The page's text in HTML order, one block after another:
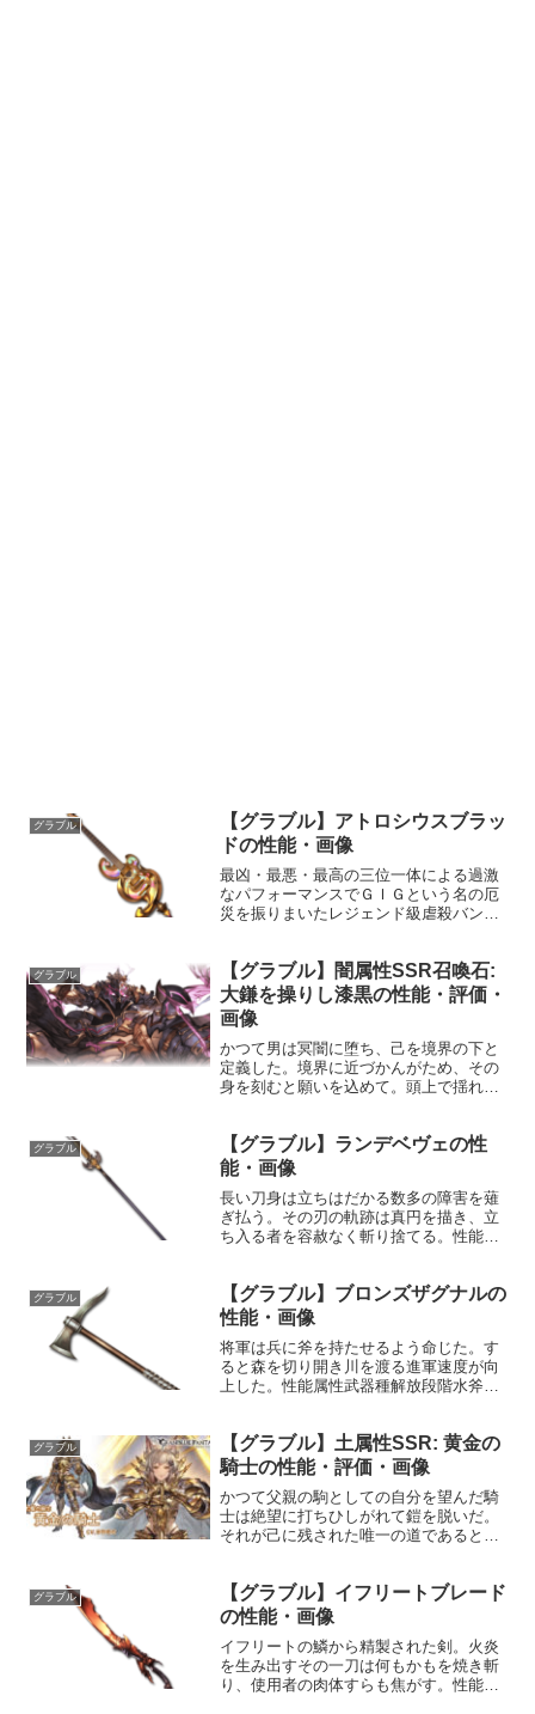
グラブル
【グラブル】アトロシウスブラッ
ドの性能・画像
最凶・最悪・最高の三位一体による過激
なパフォーマンスでＧＩＧという名の厄
災を振りまいたレジェンド級虐殺バンド
鳴らしたという伝説的ギター（諸説あ
り）のコピーモデルを、フ...
グラブル
【グラブル】闇属性SSR召喚石:
大鎌を操りし漆黒の性能・評価・
画像
かつて男は冥闇に堕ち、己を境界の下と
定義した。境界に近づかんがため、その
身を刻むと願いを込めて。頭上で揺れる
て男を揺らす。男の願いを刃に映し出す
かのように。 声優：立木...
グラブル
【グラブル】ランデベヴェの性
能・画像
長い刀身は立ちはだかる数多の障害を薙
ぎ払う。その刃の軌跡は真円を描き、立
ち入る者を容赦なく斬り捨てる。性能属
属性3.5倍ダメージ〔減衰値1,685,000ダ
メ...
グラブル
【グラブル】ブロンズザグナルの
性能・画像
将軍は兵に斧を持たせるよう命じた。す
ると森を切り開き川を渡る進軍速度が向
上した。性能属性武器種解放段階水斧
値1,685,000ダメージ〕入手方法ルピガ
チ...
グラブル
【グラブル】土属性SSR: 黄金の
騎士の性能・評価・画像
かつて父親の駒としての自分を望んだ騎
士は絶望に打ちひしがれて鎧を脱いだ。
それが己に残された唯一の道であると。
黄金の輝きで新たな道を照らす。プロフ
ィール年齢：28歳身長：...
グラブル
【グラブル】イフリートブレード
の性能・画像
イフリートの鱗から精製された剣。火炎
を生み出すその一刀は何もかもを焼き斬
り、使用者の肉体すらも焦がす。性能属